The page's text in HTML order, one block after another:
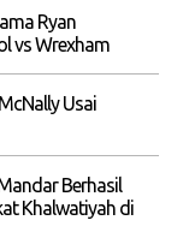
Ryan
vs Wrexham
Usai
Berhasil
Khalwatiyah di